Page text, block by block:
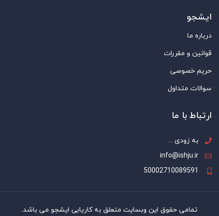
ایشجو
درباره ما
قوانین و مقررات
حریم خصوصی
سوالات متداول
ارتباط با ما
به زودی ...
info@ishju.ir
50002710089591
تمامی حقوق این وبسایت متعلق به کاریابی ایشجو می باشد.